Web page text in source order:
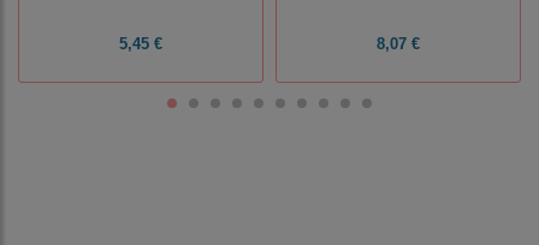
5,45 € 8,07 €